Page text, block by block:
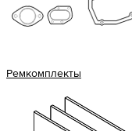
Ремкомплекты